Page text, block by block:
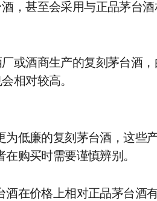
，甚至会采用与正品茅台
或酒商生产的复刻茅台酒
相对较高。
为低廉的复刻茅台酒，这些
购买时需要谨慎辨别。
酒在价格上相对正品茅台酒